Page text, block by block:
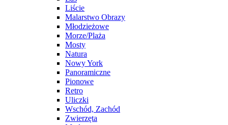
Liście
Malarstwo Obrazy
Młodzieżowe
Morze/Plaża
Mosty
Natura
Nowy York
Panoramiczne
Pionowe
Retro
Uliczki
Wschód, Zachód
Zwierzęta